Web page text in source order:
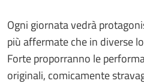
Ogni giornata vedrà
più affermate che in diverse
Forte proporranno le
originali, comicamente